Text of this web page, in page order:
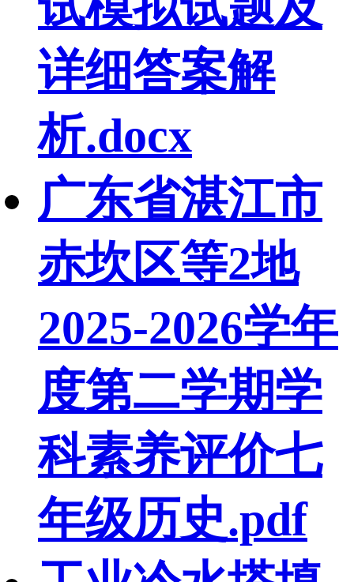
详细答案解
析.docx
广东省湛江市
赤坎区等2地
2025-2026学年
度第二学期学
科素养评价七
年级历史.pdf